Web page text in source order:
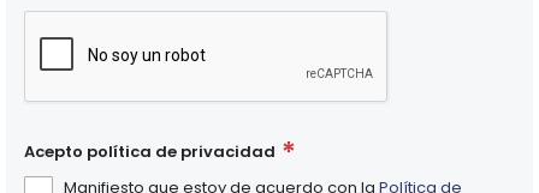
Acepto política de privacidad
Manifiesto que estoy de acuerdo con la Política de